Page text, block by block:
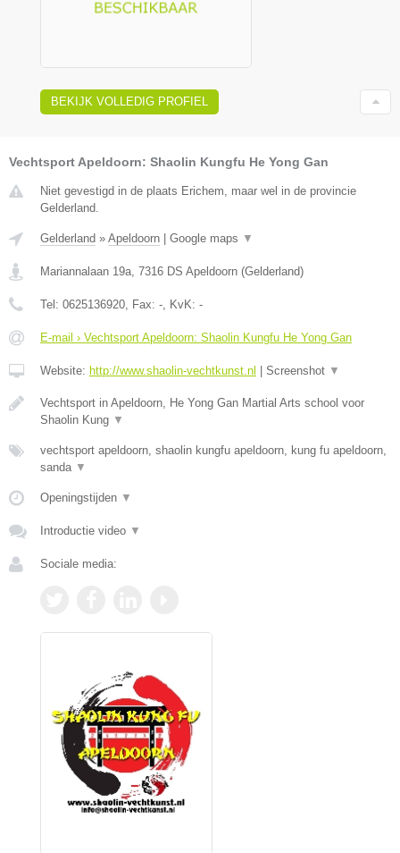
BEKIJK VOLLEDIG PROFIEL
Vechtsport Apeldoorn: Shaolin Kungfu He Yong Gan
Niet gevestigd in de plaats Erichem, maar wel in de provincie
Gelderland.
Gelderland » Apeldoorn Google maps ▼
Mariannalaan 19a 7316 DS Apeldoorn (Gelderland)
Tel: 0625136920 , Fax: - , KvK: -
E-mail › Vechtsport Apeldoorn: Shaolin Kungfu He Yong Gan
Website: http://www.shaolin-vechtkunst.nl Screenshot ▼
Vechtsport in Apeldoorn, He Yong Gan Martial Arts school voor
Shaolin Kung ▼
vechtsport apeldoorn, shaolin kungfu apeldoorn, kung fu apeldoorn,
sanda ▼
Openingstijden ▼
Introductie video ▼
Sociale media: